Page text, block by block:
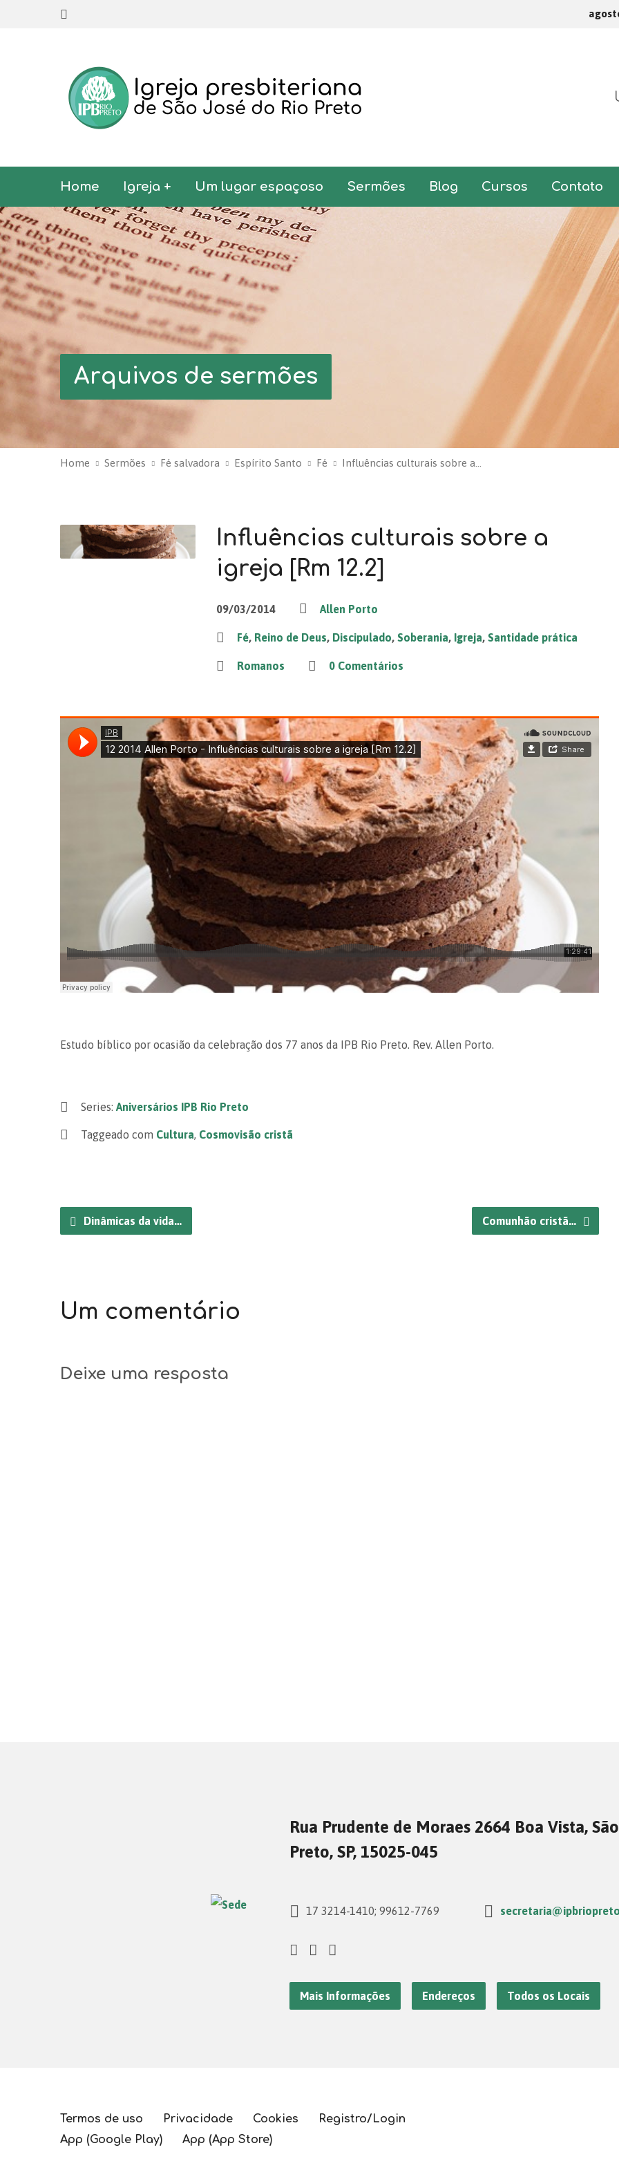
Home Igreja + Um lugar espaçoso Sermões Blog Cursos Contato
Arquivos de sermões
Home Sermões Fé salvadora Espírito Santo Fé Influências culturais sobre a…
Influências culturais sobre a
igreja [Rm 12.2]
09/03/2014 Allen Porto
Fé, Reino de Deus, Discipulado,Soberania, Igreja,Santidade prática
Romanos 0 Comentários
Estudo bíblico por ocasião da celebração dos 77 anos da IPB Rio Preto. Rev. Allen Porto.
Series: Aniversários IPB Rio Preto
Taggeado com Cultura, Cosmovisão cristã
Dinâmicas da vida… Comunhão cristã…
Um comentário
Deixe uma resposta
Rua Prudente de Moraes 2664 Boa Vista,
Preto, SP, 15025-045
17 3214-1410; 99612-7769
Mais Informações Endereços Todos os Locais
Termos de uso Privacidade Cookies
Registro/Login
App (Google Play)
App (App Store)